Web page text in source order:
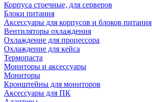
Корпуса стоечные, для серверов
Блоки питания
Аксессуары для корпусов и блоков питания
Вентиляторы охлаждения
Охлаждение для процессора
Охлаждение для кейса
Термопаста
Мониторы и аксессуары
Мониторы
Кронштейны для мониторов
Аксессуары для ПК